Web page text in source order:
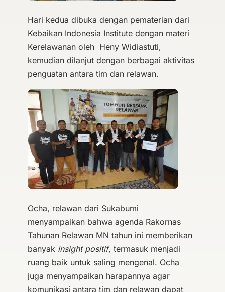
Hari kedua dibuka dengan pematerian dari
Kebaikan Indonesia Institute dengan materi
Kerelawanan oleh Heny Widiastuti,
kemudian dilanjut dengan berbagai aktivitas
penguatan antara tim dan relawan.
Ocha, relawan dari Sukabumi
menyampaikan bahwa agenda Rakornas
Tahunan Relawan MN tahun ini memberikan
banyakinsight positif, termasuk menjadi
ruang baik untuk saling mengenal. Ocha
juga menyampaikan harapannya agar
komunikasi antara tim dan relawan dapat